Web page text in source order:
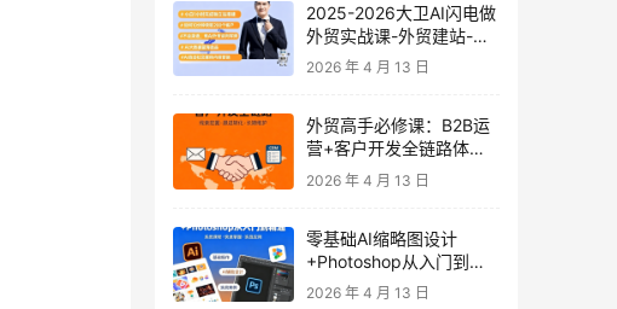
2025-2026大卫AI闪电做
外贸实战课-外贸建站-开
发客户-内容营销-从0到3
2026 年 4 月 13 日
外贸高手必修课：B2B运
营+客户开发全链路体系
课 | 从0到1成为外贸精英
2026 年 4 月 13 日
零基础AI缩略图设计
+Photoshop从入门到精
通 全套教程（含形象照拍
2026 年 4 月 13 日